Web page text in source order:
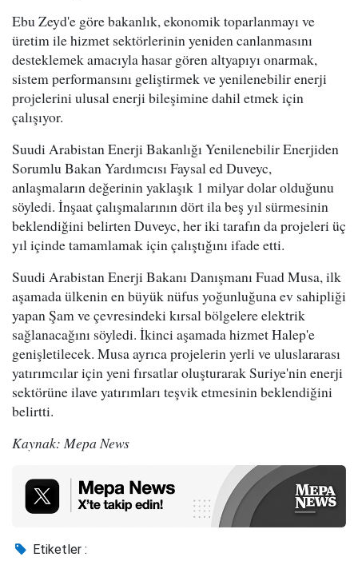
Ebu Zeyd'e göre bakanlık, ekonomik toparlanmayı ve
üretim ile hizmet sektörlerinin yeniden canlanmasını
desteklemek amacıyla hasar gören altyapıyı onarmak,
sistem performansını geliştirmek ve yenilenebilir enerji
projelerini ulusal enerji bileşimine dahil etmek için
çalışıyor.
Suudi Arabistan Enerji Bakanlığı Yenilenebilir Enerjiden
Sorumlu Bakan Yardımcısı Faysal ed Duveyc,
anlaşmaların değerinin yaklaşık 1 milyar dolar olduğunu
söyledi. İnşaat çalışmalarının dört ila beş yıl sürmesinin
beklendiğini belirten Duveyc, her iki tarafın da projeleri üç
yıl içinde tamamlamak için çalıştığını ifade etti.
Suudi Arabistan Enerji Bakanı Danışmanı Fuad Musa, ilk
aşamada ülkenin en büyük nüfus yoğunluğuna ev sahipliği
yapan Şam ve çevresindeki kırsal bölgelere elektrik
sağlanacağını söyledi. İkinci aşamada hizmet Halep'e
genişletilecek. Musa ayrıca projelerin yerli ve uluslararası
yatırımcılar için yeni fırsatlar oluşturarak Suriye'nin enerji
sektörüne ilave yatırımları teşvik etmesinin beklendiğini
belirtti.
Kaynak: Mepa News
Etiketler :